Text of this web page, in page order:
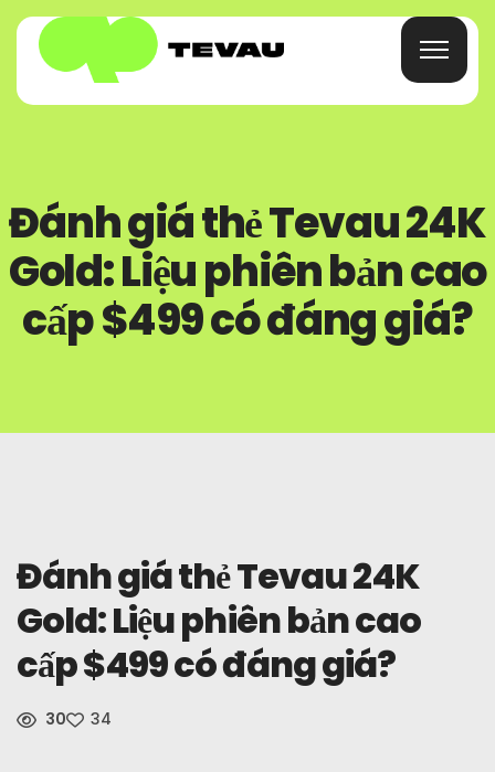
Thẻ
Cái Ví
Đăng Ký
Tiếng Việt
Đánh giá thẻ Tevau 24K
Gold: Liệu phiên bản cao
cấp $499 có đáng giá?
Đánh giá thẻ Tevau 24K
Gold: Liệu phiên bản cao
cấp $499 có đáng giá?
30 34